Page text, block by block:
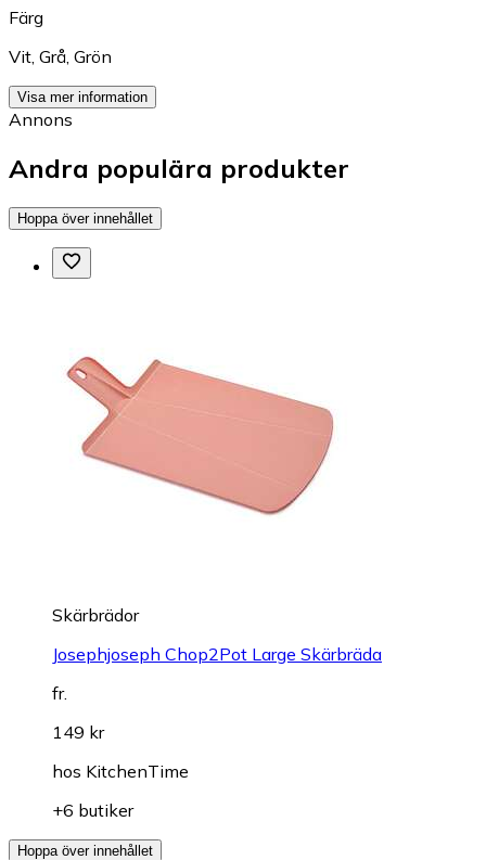
Färg
Vit, Grå, Grön
Visa mer information
Annons
Andra populära produkter
Hoppa över innehållet
Skärbrädor
Josephjoseph Chop2Pot Large Skärbräda
fr.
149 kr
hos KitchenTime
+6 butiker
Hoppa över innehållet